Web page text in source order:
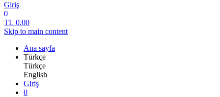
Giriş
0
TL 0.00
Skip to main content
Ana sayfa
Türkçe
Türkçe
English
Giriş
0